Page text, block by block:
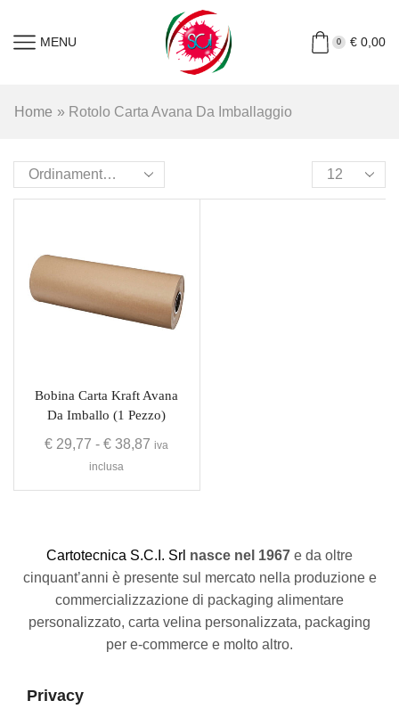
MENU 0 €0,00
Home » Rotolo Carta Avana Da Imballaggio
Bobina Carta Kraft Avana
Da Imballo (1 Pezzo)
€ 29,77 - € 38,87 iva
inclusa
Cartotecnica S.C.I. Srl nasce nel 1967 e da oltre
cinquant’anni è presente sul mercato nella produzione e
commercializzazione di packaging alimentare
personalizzato, carta velina personalizzata, packaging
per e-commerce e molto altro.
Privacy